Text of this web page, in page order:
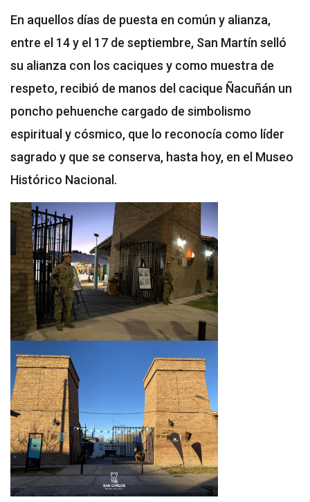
En aquellos días de puesta en común y alianza,
entre el 14 y el 17 de septiembre, San Martín selló
su alianza con los caciques y como muestra de
respeto, recibió de manos del cacique Ñacuñán un
poncho pehuenche cargado de simbolismo
espiritual y cósmico, que lo reconocía como líder
sagrado y que se conserva, hasta hoy, en el Museo
Histórico Nacional.